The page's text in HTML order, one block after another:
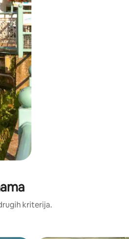
kriterija.